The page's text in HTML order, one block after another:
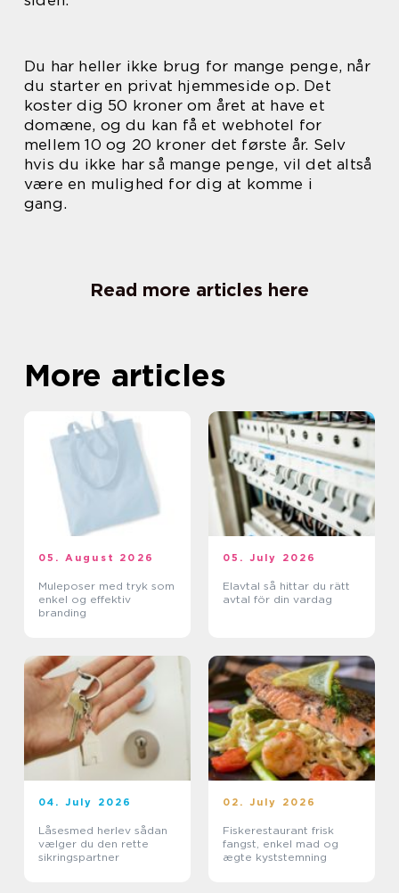
Du har heller ikke brug for mange penge, når
du starter en privat hjemmeside op. Det
koster dig 50 kroner om året at have et
domæne, og du kan få et webhotel for
mellem 10 og 20 kroner det første år. Selv
hvis du ikke har så mange penge, vil det altså
være en mulighed for dig at komme i
gang.
Read more articles here
More articles
05. August 2026
Muleposer med tryk som
enkel og effektiv
branding
05. July 2026
Elavtal så hittar du rätt
avtal för din vardag
04. July 2026
Låsesmed herlev sådan
vælger du den rette
sikringspartner
02. July 2026
Fiskerestaurant frisk
fangst, enkel mad og
ægte kyststemning